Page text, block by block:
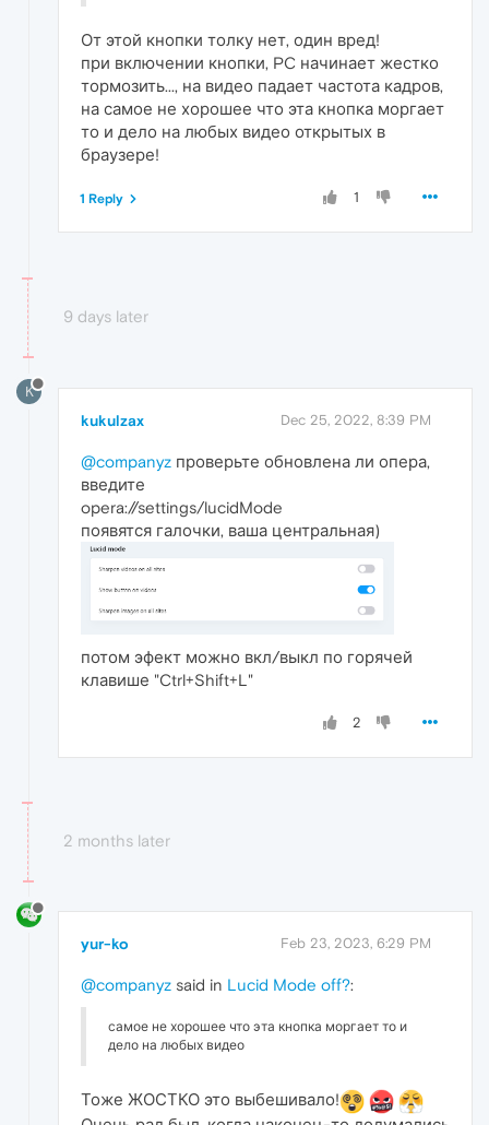
От этой кнопки толку нет, один вред!
при включении кнопки, PC начинает жестко
тормозить..., на видео падает частота кадров,
на самое не хорошее что эта кнопка моргает
то и дело на любых видео открытых в
браузере!
1
1 Reply
9 days later
K
kukulzax Dec 25, 2022, 8:39 PM
@companyz проверьте обновлена ли опера,
введите
opera://settings/lucidMode
появятся галочки, ваша центральная)
потом эфект можно вкл/выкл по горячей
клавише "Ctrl+Shift+L"
2
2 months later
yur-ko Feb 23, 2023, 6:29 PM
@companyz said in Lucid Mode off?:
самое не хорошее что эта кнопка моргает то и
дело на любых видео
Тоже ЖОСТКО это выбешивало!